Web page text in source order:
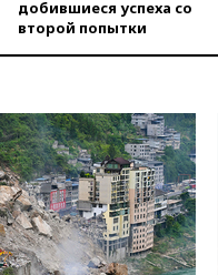
добившиеся успеха со
второй попытки